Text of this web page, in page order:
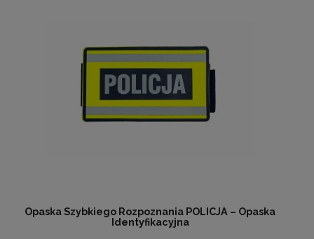
Opaska Szybkiego Rozpoznania POLICJA – Opaska
Identyfikacyjna